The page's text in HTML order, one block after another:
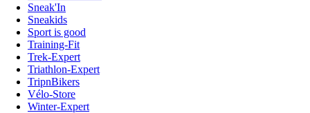
Sneak'In
Sneakids
Sport is good
Training-Fit
Trek-Expert
Triathlon-Expert
TripnBikers
Vélo-Store
Winter-Expert